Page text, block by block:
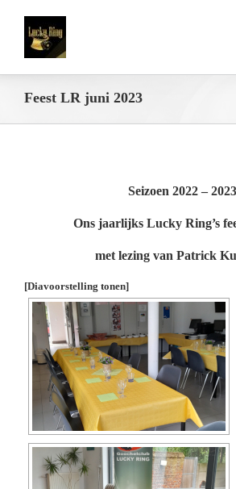
Feest LR juni 2023
Seizoen 2022 – 2023
Ons jaarlijks Lucky Ring’s
met lezing van Patrick
[Diavoorstelling tonen]